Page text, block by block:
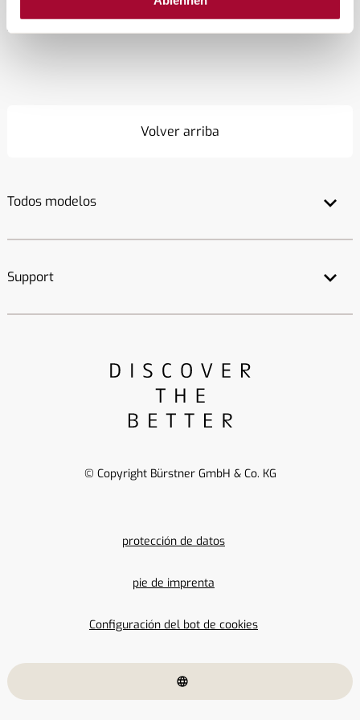
Este sitio web está protegido por reCAPTCHA y se aplican la
Volver arriba
Todos modelos
Support
protección de datos
pie de imprenta
Configuración del bot de cookies
© Copyright Bürstner GmbH & Co. KG